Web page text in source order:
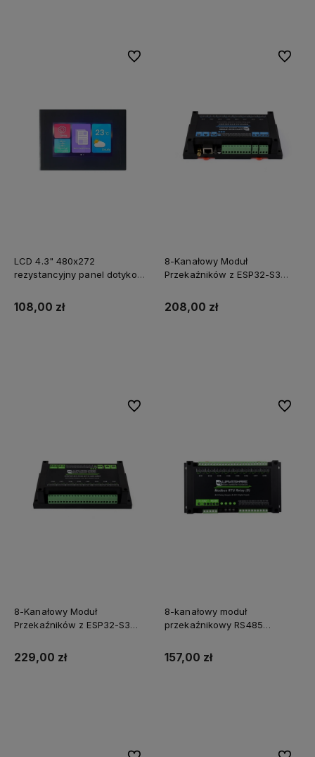
LCD 4.3" 480x272
rezystancyjny panel dotykowy
108,00 zł
Do ulubionych
8-Kanałowy Moduł
Przekaźników z ESP32-S3
208,00 zł
Do
8-Kanałowy Moduł
Przekaźników z ESP32-S3
zasilanie PoE
229,00 zł
Do ulubionych
8-kanałowy moduł
przekaźnikowy RS485
cyfrowym
157,00 zł
Do